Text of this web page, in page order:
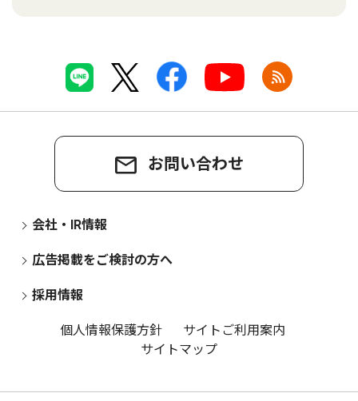
お問い合わせ
会社・IR情報
広告掲載をご検討の方へ
採用情報
個人情報保護方針
サイトご利用案内
サイトマップ